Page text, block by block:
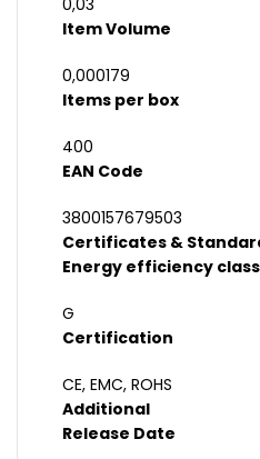
0,03
Item Volume
0,000179
Items per box
400
EAN Code
3800157679503
Certificates &
Energy efficiency class
G
Certification
CE, EMC, ROHS
Additional
Release Date